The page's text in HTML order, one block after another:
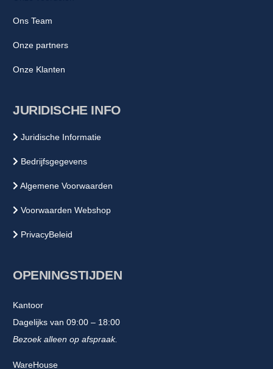
Ons Team
Onze partners
Onze Klanten
JURIDISCHE INFO
Juridische Informatie
Bedrijfsgegevens
Algemene Voorwaarden
Voorwaarden Webshop
PrivacyBeleid
OPENINGSTIJDEN
Kantoor
Dagelijks van 09:00 – 18:00
Bezoek alleen op afspraak.
WareHouse